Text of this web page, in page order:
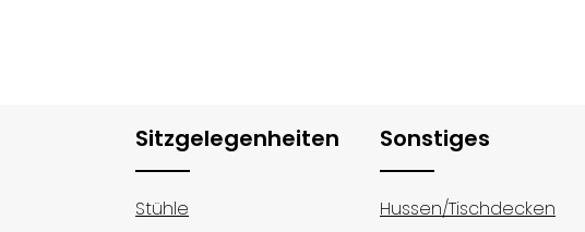
Sitzgelegenheiten
Stühle
Sonstiges
Hussen/Tischdecken